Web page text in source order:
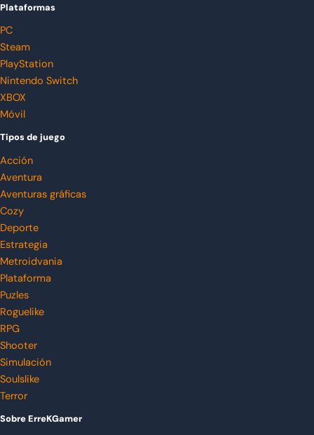
Plataformas
PC
Steam
PlayStation
Nintendo Switch
XBOX
Móvil
Tipos de juego
Acción
Aventura
Aventuras gráficas
Cozy
Deporte
Estrategia
Metroidvania
Plataforma
Puzles
Roguelike
RPG
Shooter
Simulación
Soulslike
Terror
Sobre ErreKGamer